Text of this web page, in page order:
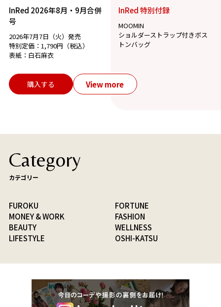
InRed 2026年8月・9月合併
号
2026年7月7日（火）発売
特別定価：1,790円（税込）
表紙：白石麻衣
InRed 特別付録
MOOMIN
ショルダーストラップ付きボス
トンバッグ
購入する View more
Category
カテゴリー
FUROKU
FORTUNE
MONEY & WORK
FASHION
BEAUTY
WELLNESS
LIFESTYLE
OSHI-KATSU